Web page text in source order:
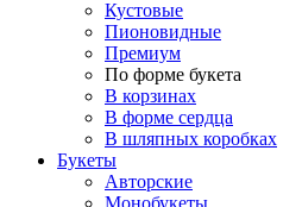
Кустовые
Пионовидные
Премиум
По форме букета
В корзинах
В форме сердца
В шляпных коробках
Букеты
Авторские
Монобукеты